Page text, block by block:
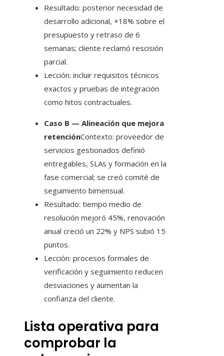
Resultado: posterior necesidad de
desarrollo adicional, +18% sobre el
presupuesto y retraso de 6
semanas; cliente reclamó rescisión
parcial.
Lección: incluir requisitos técnicos
exactos y pruebas de integración
como hitos contractuales.
Caso B — Alineación que mejora
retenciónContexto: proveedor de
servicios gestionados definió
entregables, SLAs y formación en la
fase comercial; se creó comité de
seguimiento bimensual.
Resultado: tiempo medio de
resolución mejoró 45%, renovación
anual creció un 22% y NPS subió 15
puntos.
Lección: procesos formales de
verificación y seguimiento reducen
desviaciones y aumentan la
confianza del cliente.
Lista operativa para
comprobar la